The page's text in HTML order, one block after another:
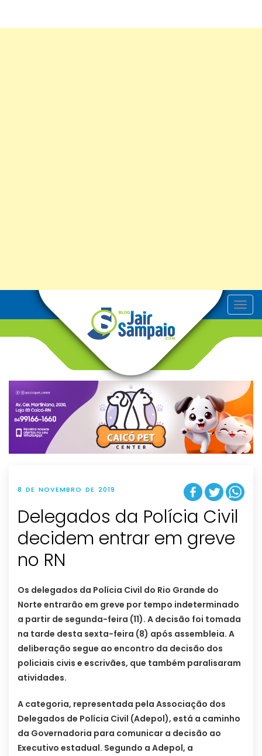
T
o
v
g
t
i
o
n
8 DE NOVEMBRO DE 2019
Delegados da Polícia Civil
decidem entrar em greve
no RN
Os delegados da Polícia Civil do Rio Grande do
Norte entrarão em greve por tempo indeterminado
a partir de segunda-feira (11). A decisão foi tomada
na tarde desta sexta-feira (8) após assembleia. A
deliberação segue ao encontro da decisão dos
policiais civis e escrivães, que também paralisaram
atividades.
A categoria, representada pela Associação dos
Delegados de Polícia Civil (Adepol), está a caminho
da Governadoria para comunicar a decisão ao
Executivo estadual. Segundo a Adepol, a